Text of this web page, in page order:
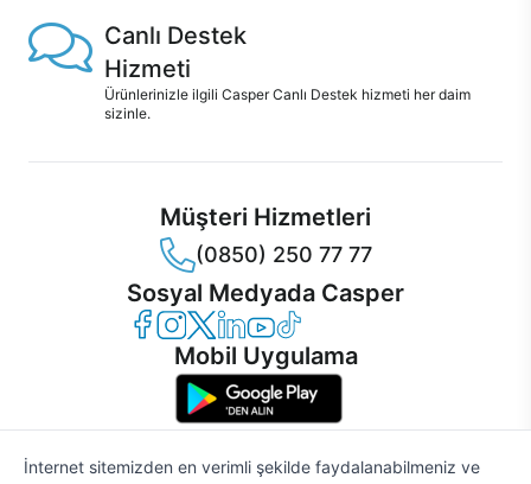
Canlı Destek
Hizmeti
Ürünlerinizle ilgili Casper Canlı Destek hizmeti her daim
sizinle.
Müşteri Hizmetleri
(0850) 250 77 77
Sosyal Medyada Casper
Casper Facebook
Casper Instagram
Casper Twitter
Casper LinkedIn
Casper YouTube
Casper TikTok
Mobil Uygulama
İnternet sitemizden en verimli şekilde faydalanabilmeniz ve